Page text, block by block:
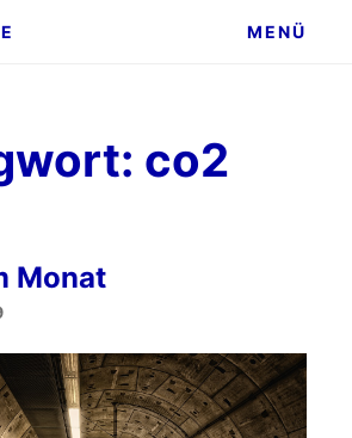
MENÜ
co2
Monat